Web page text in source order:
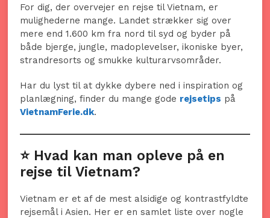
For dig, der overvejer en rejse til Vietnam, er
mulighederne mange. Landet strækker sig over
mere end 1.600 km fra nord til syd og byder på
både bjerge, jungle, madoplevelser, ikoniske byer,
strandresorts og smukke kulturarvsområder.
Har du lyst til at dykke dybere ned i inspiration og
planlægning, finder du mange gode rejsetips på
VietnamFerie.dk.
⭐ Hvad kan man opleve på en
rejse til Vietnam?
Vietnam er et af de mest alsidige og kontrastfyldte
rejsemål i Asien. Her er en samlet liste over nogle